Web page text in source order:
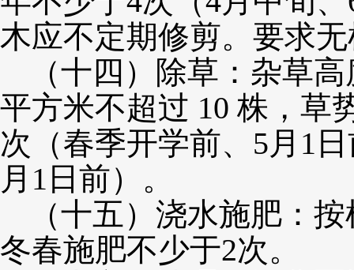
木应不定期修剪。要求
（十四） 除草：杂草
平方米不超过 10 株，草
次（春季开学前、5月1
月1日前）。
（十五）浇水施肥：
冬春施肥不少于2次。